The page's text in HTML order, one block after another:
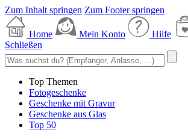
Zum Inhalt springen Zum Footer springen
Home Mein Konto Hilfe
Schließen
Top Themen
Fotogeschenke
Geschenke mit Gravur
Geschenke aus Glas
Top 50